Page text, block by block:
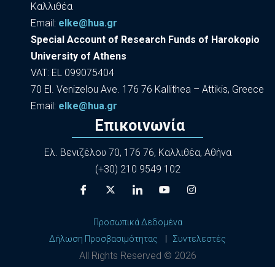
Καλλιθέα
Εmail: elke@hua.gr
Special Account of Research Funds of Harokopio
University of Athens
VAT: EL 099075404
70 El. Venizelou Ave. 176 76 Kallithea – Attikis, Greece
Εmail: elke@hua.gr
Επικοινωνία
Ελ. Βενιζέλου 70, 176 76, Καλλιθέα, Αθήνα
(+30) 210 9549 102
Προσωπικά Δεδομένα
Δήλωση Προσβασιμότητας
Συντελεστές
All Rights Reserved © 2026